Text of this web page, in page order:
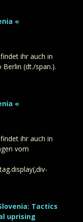
«
ihr auch in
(dt./span.).
«
ihr auch in
vom
Tactics
uprising